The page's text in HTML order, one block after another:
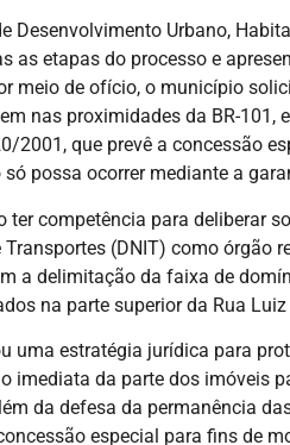
Desenvolvimento Urbano,
as etapas do processo e
meio de ofício, o município
nas proximidades da BR-101,
2001, que prevê a concessão
possa ocorrer mediante a
competência para deliberar
(DNIT) como órgão
a delimitação da faixa de
na parte superior da Rua Luiz
uma estratégia jurídica para
imediata da parte dos imóveis
da defesa da permanência
especial para fins de